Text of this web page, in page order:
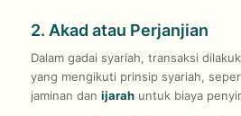
2. Akad atau Perjanjian
Dalam gadai syariah, transaksi
yang mengikuti prinsip syariah,
jaminan dan ijarahuntuk biaya